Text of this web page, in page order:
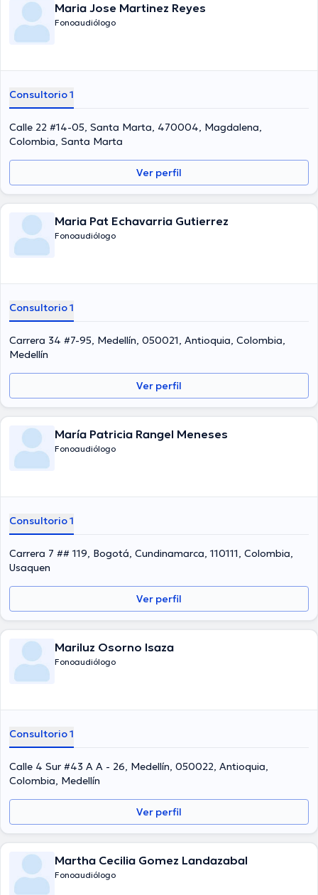
Maria Jose Martinez Reyes
Fonoaudiólogo
Consultorio 1
Calle 22 #14-05, Santa Marta, 470004, Magdalena,
Colombia, Santa Marta
Ver perfil
Maria Pat Echavarria Gutierrez
Fonoaudiólogo
Consultorio 1
Carrera 34 #7-95, Medellín, 050021, Antioquia, Colombia,
Medellín
Ver perfil
María Patricia Rangel Meneses
Fonoaudiólogo
Consultorio 1
Carrera 7 ## 119, Bogotá, Cundinamarca, 110111, Colombia,
Usaquen
Ver perfil
Mariluz Osorno Isaza
Fonoaudiólogo
Consultorio 1
Calle 4 Sur #43 A A - 26, Medellín, 050022, Antioquia,
Colombia, Medellín
Ver perfil
Martha Cecilia Gomez Landazabal
Fonoaudiólogo